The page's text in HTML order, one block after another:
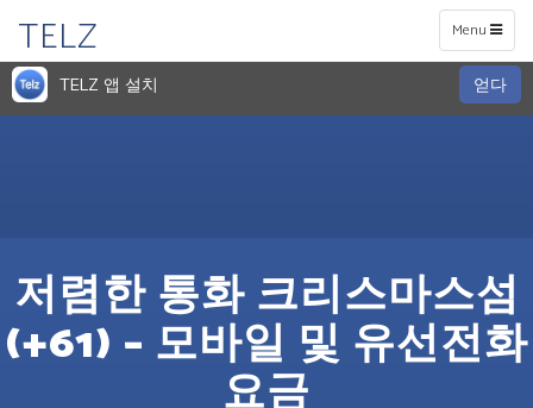
Toggle
navigation
Menu
TELZ
TELZ 앱 설치 얻다
저렴한 통화 크리스마스섬
(+61) – 모바일 및 유선전화
요금